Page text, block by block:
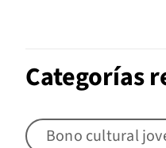
Categorías
Bono cultural